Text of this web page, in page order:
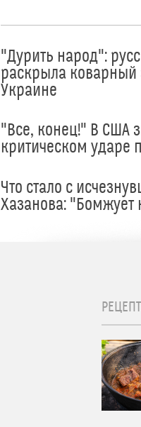
"Дурить народ":
раскрыла коварный
Украине
"Все, конец!" В США
критическом ударе
Что стало с
Хазанова: "Бомжует